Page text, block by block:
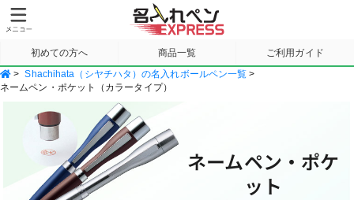
初めての方へ 商品一覧 ご利用ガイド
サンプル請求
> Shachihata（シヤチハタ）の名入れボールペン一覧 >
ネームペン・ポケット（カラータイプ）
ネームペン・ポケ
ット